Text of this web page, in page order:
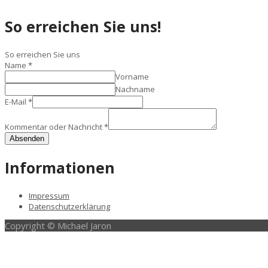
So erreichen Sie uns!
So erreichen Sie uns
Name *
Vorname
Nachname
E-Mail *
Kommentar oder Nachricht*
Absenden
Informationen
Impressum
Datenschutzerklärung
Copyright © Michael Jaron